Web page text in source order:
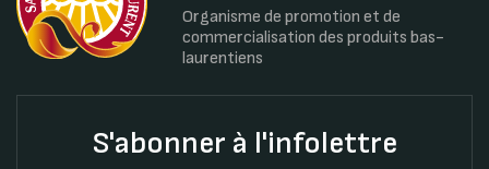
Organisme de promotion et de
commercialisation des produits bas-
laurentiens
S'abonner à l'infolettre